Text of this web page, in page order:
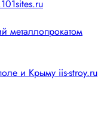
металлопрокатом
и Крыму iis-stroy.ru